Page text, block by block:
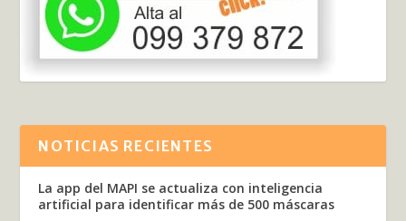
NOTICIAS RECIENTES
La app del MAPI se actualiza con inteligencia
artificial para identificar más de 500 máscaras